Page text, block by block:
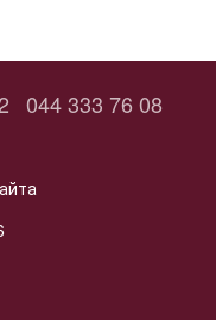
044 333 76 08